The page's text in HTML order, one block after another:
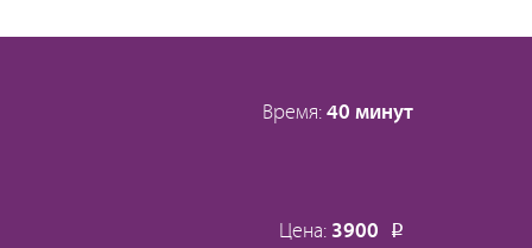
Время: 40 минут
Цена: 3900 Р